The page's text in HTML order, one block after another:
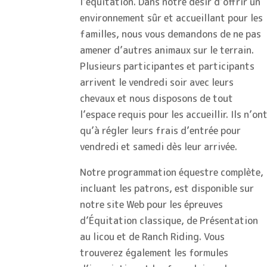
environnement sûr et accueillant pour les
familles, nous vous demandons de ne pas
amener d’autres animaux sur le terrain.
Plusieurs participantes et participants
arrivent le vendredi soir avec leurs
chevaux et nous disposons de tout
l’espace requis pour les accueillir. Ils
qu’à régler leurs frais d’entrée pour
vendredi et samedi dès leur arrivée.
Notre programmation équestre complète,
incluant les patrons, est disponible sur
notre site Web pour les épreuves
d’Équitation classique, de Présentation
au licou et de Ranch Riding. Vous
trouverez également les formules